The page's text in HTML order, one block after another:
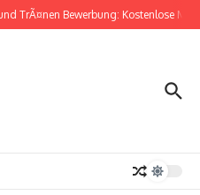
TrÃ¤nen Bewerbung: Kostenlose